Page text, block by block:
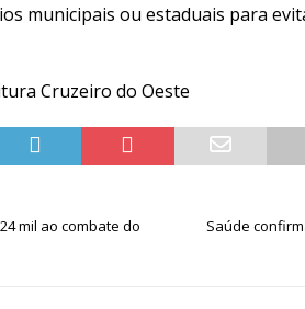
municipais ou estaduais para
Cruzeiro do Oeste
mil ao combate do
Saúde